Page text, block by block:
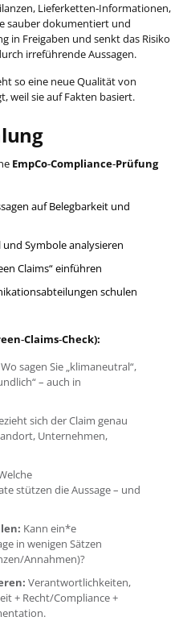
Lieferketten‑Informationen,
sauber dokumentiert und
in Freigaben und senkt das Risiko
irreführende Aussagen.
so eine neue Qualität von
weil sie auf Fakten basiert.
EmpCo‑Compliance‑Prüfung
auf Belegbarkeit und
Symbole analysieren
Claims“ einführen
schulen
Wo sagen Sie „klimaneutral“,
– auch in
sich der Claim genau
Unternehmen,
stützen die Aussage – und
Kann ein*e
in wenigen Sätzen
Annahmen)?
Verantwortlichkeiten,
+ Recht/Compliance +